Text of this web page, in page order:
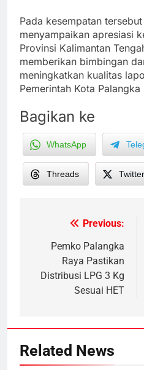
Pada kesempatan
menyampaikan apresiasi
Provinsi Kalimantan
memberikan bimbingan
meningkatkan kualitas
Pemerintah Kota Palangka
Bagikan ke
WhatsApp
Threads Twitter
navigation
Previous:
Pemko Palangka
Raya Pastikan
Distribusi LPG 3 Kg
Sesuai HET
Related News